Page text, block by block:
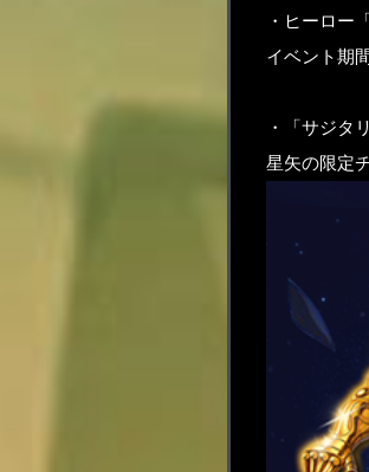
・ヒーロー
イベント期
・「サジタ
星矢の限定